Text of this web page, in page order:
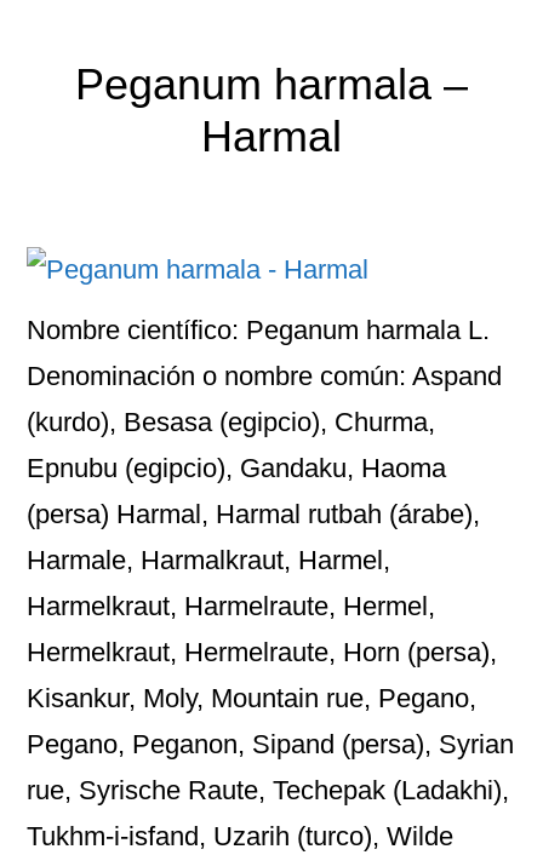
Peganum harmala –
Harmal
Nombre científico: Peganum harmala L.
Denominación o nombre común: Aspand
(kurdo), Besasa (egipcio), Churma,
Epnubu (egipcio), Gandaku, Haoma
(persa) Harmal, Harmal rutbah (árabe),
Harmale, Harmalkraut, Harmel,
Harmelkraut, Harmelraute, Hermel,
Hermelkraut, Hermelraute, Horn (persa),
Kisankur, Moly, Mountain rue, Pegano,
Pegano, Peganon, Sipand (persa), Syrian
rue, Syrische Raute, Techepak (Ladakhi),
Tukhm-i-isfand, Uzarih (turco), Wilde